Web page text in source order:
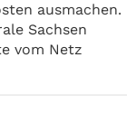
ausmachen.
Sachsen
vom Netz